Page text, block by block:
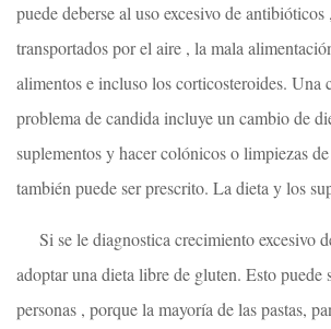
puede deberse al uso excesivo de
transportados por el aire , la mala
alimentos e incluso los corticosteroides. Una
problema de candida incluye un cambio de
suplementos y hacer colónicos o limpiezas
también puede ser prescrito. La dieta y los
Si se le diagnostica crecimiento excesivo
adoptar una dieta libre de gluten. Esto puede
personas , porque la mayoría de las pastas,